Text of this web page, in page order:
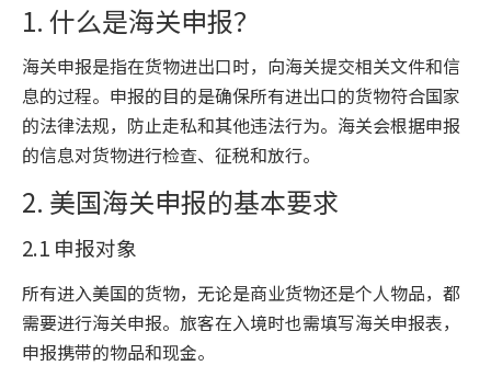
1. 什么是海关申报？
海关申报是指在货物进出口时，向海关提交相关文件和信
息的过程。申报的目的是确保所有进出口的货物符合国家
的法律法规，防止走私和其他违法行为。海关会根据申报
的信息对货物进行检查、征税和放行。
2. 美国海关申报的基本要求
2.1 申报对象
所有进入美国的货物，无论是商业货物还是个人物品，都
需要进行海关申报。旅客在入境时也需填写海关申报表，
申报携带的物品和现金。